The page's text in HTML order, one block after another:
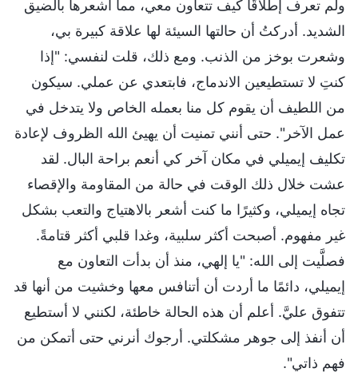
ولم تعرف إطلاقًا كيف تتعاون معي، مما أشعرها بالضيق
الشديد. أدركتُ أن حالتها السيئة لها علاقة كبيرة بي،
وشعرت بوخز من الذنب. ومع ذلك، قلت لنفسي: "إذا
كنتِ لا تستطيعين الاندماج، فابتعدي عن عملي. سيكون
من اللطيف أن يقوم كل منا بعمله الخاص ولا يتدخل في
عمل الآخر". حتى أنني تمنيت أن يهيئ الله الظروف لإعادة
تكليف إيميلي في مكان آخر كي أنعم براحة البال. لقد
عشت خلال ذلك الوقت في حالة من المقاومة والإقصاء
تجاه إيميلي، وكثيرًا ما كنت أشعر بالاهتياج والتعب بشكل
غير مفهوم. أصبحت أكثر سلبية، وغدا قلبي أكثر قتامةً.
فصلَّيت إلى الله: "يا إلهي، منذ أن بدأت التعاون مع
إيميلي، دائمًا ما أردت أن أتنافس معها وخشيت من أنها قد
تتفوق عليَّ. أعلم أن هذه الحالة خاطئة، لكنني لا أستطيع
أن أنفذ إلى جوهر مشكلتي. أرجوك أنرني حتى أتمكن من
فهم ذاتي".